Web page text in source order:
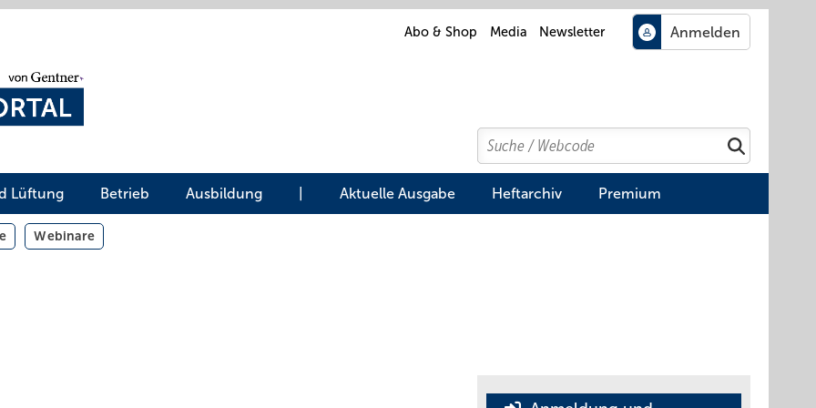
Abo & Shop Media Newsletter
Search
Suchen
Lüftung Betrieb Ausbildung Aktuelle Ausgabe Heftarchiv Premium
Webinare